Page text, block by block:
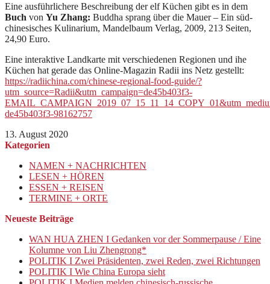
Eine ausführlichere Beschreibung der elf Küchen gibt es in dem
Buch von Yu Zhang: Buddha sprang über die Mauer – Ein süd-
chinesisches Kulinarium, Mandelbaum Verlag, 2009, 213 Seiten,
24,90 Euro.
Eine interaktive Landkarte mit verschiedenen Regionen und ihe
Küchen hat gerade das Online-Magazin Radii ins Netz gestellt:
https://radiichina.com/chinese-regional-food-guide/?
utm_source=Radii&utm_campaign=de45b403f3-
de45b403f3-98162757
13. August 2020
Kategorien
NAMEN + NACHRICHTEN
LESEN + HÖREN
ESSEN + REISEN
TERMINE + ORTE
Neueste Beiträge
WAN HUA ZHEN I Gedanken vor der Sommerpause / Eine
Kolumne von Liu Zhengrong*
POLITIK I Zwei Präsidenten, zwei Reden, zwei Richtungen
POLITIK I Wie China Europa sieht